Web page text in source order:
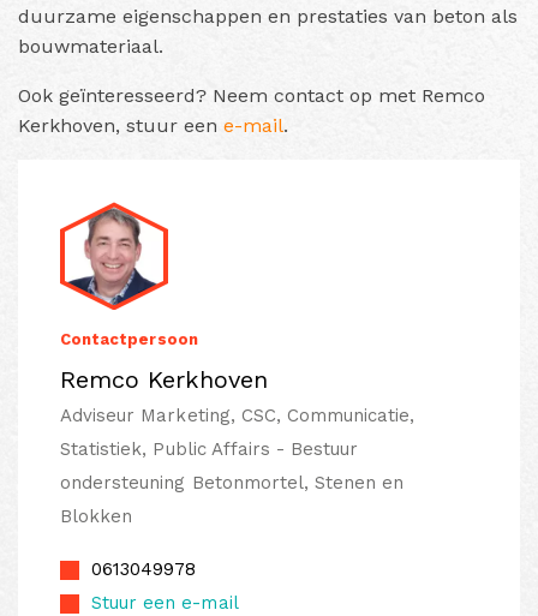
duurzame eigenschappen en prestaties van beton als
bouwmateriaal.
Ook geïnteresseerd? Neem contact op met Remco
Kerkhoven, stuur een e-mail.
Contactpersoon
Remco Kerkhoven
Adviseur Marketing, CSC, Communicatie,
Statistiek, Public Affairs - Bestuur
ondersteuning Betonmortel, Stenen en
Blokken
0613049978
Stuur een e-mail